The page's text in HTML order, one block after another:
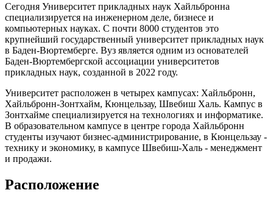
Сегодня Университет прикладных наук Хайльбронна
специализируется на инженерном деле, бизнесе и
компьютерных науках. С почти 8000 студентов это
крупнейший государственный университет прикладных наук
в Баден-Вюртемберге. Вуз является одним из основателей
Баден-Вюртембергской ассоциации университетов
прикладных наук, созданной в 2022 году.
Университет расположен в четырех кампусах: Хайльбронн,
Хайльбронн-Зонтхайм, Кюнцельзау, Швебиш Халь. Кампус в
Зонтхайме специализируется на технологиях и информатике.
В образовательном кампусе в центре города Хайльбронн
студенты изучают бизнес-администрирование, в Кюнцельзау -
технику и экономику, в кампусе Швебиш-Халь - менеджмент
и продажи.
Расположение